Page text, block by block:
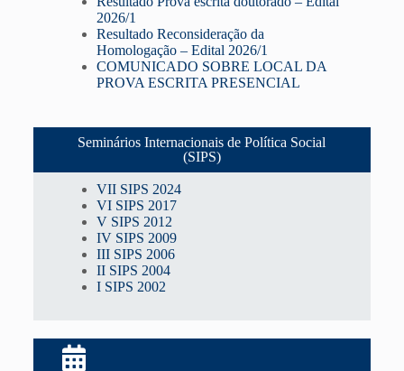
2026/1
Resultado Reconsideração da
Homologação – Edital 2026/1
COMUNICADO SOBRE LOCAL DA
PROVA ESCRITA PRESENCIAL
Seminários Internacionais de Política Social
(SIPS)
VII SIPS 2024
VI SIPS 2017
V SIPS 2012
IV SIPS 2009
III SIPS 2006
II SIPS 2004
I SIPS 2002